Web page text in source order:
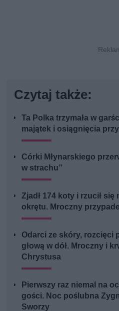
Czytaj także:
Ta Polka trzymała w
majątek i osiągnięcia
Córki Młynarskiego
w strachu”
Zjadł 174 koty i rzucił
okrętu. Mroczny
Odarci ze skóry, rozcięci
głową w dół. Mroczny i
Chrystusa
Pierwszy raz niemal na
gości. Noc poślubna
Sworzy